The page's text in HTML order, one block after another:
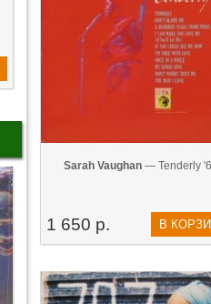
Sarah Vaughan— Tenderly
1 650 р. В